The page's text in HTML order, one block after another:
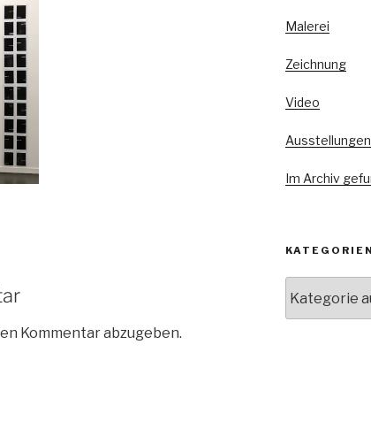
Kommentar abzugeben.
Malerei
Zeichnung
Video
Ausstellungen
Im Archiv
KATEGORIEN